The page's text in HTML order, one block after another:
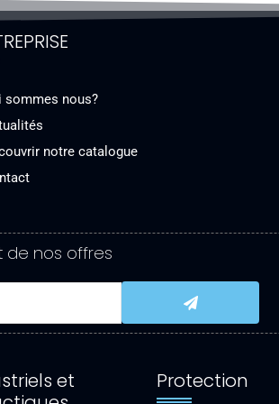
sommes nous?
notre catalogue
de nos offres
et
Protection